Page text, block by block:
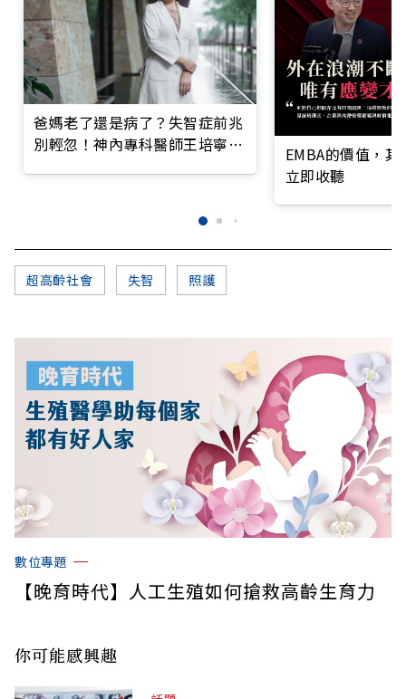
爸媽老了還是病了？失智症前兆
別輕忽！神內專科醫師王培寧呼
EMBA的價值，
立即收聽
超高齡社會 失智 照護
數位專題
【晚育時代】人工生殖如何搶救高齡生育力
你可能感興趣